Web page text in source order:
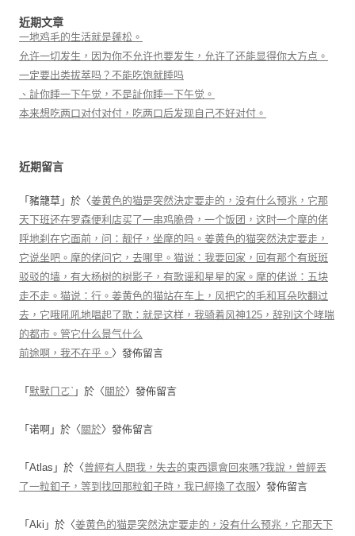
近期文章
一地鸡毛的生活就是蓬松。
允许一切发生，因为你不允许也要发生，允许了还能显得你大方点。
一定要出类拔萃吗？不能吃饱就睡吗
、訨你睡一下午觉，不是訨你睡一下午觉。
本来想吃两口对付对付，吃两口后发现自己不好对付。
近期留言
「 豬籠草 」於〈姜黄色的猫是突然決定要走的，没有什么预兆，它那
天下班还在罗森便利店买了一串鸡脆骨，一个饭团，这时一个摩的佬
呼地刹在它面前，问：靓仔，坐摩的吗。姜黄色的猫突然決定要走，
它说坐吧。摩的佬问它，去哪里。猫说：我要回家，回有那个有斑斑
驳驳的墙，有大杨树的树影子，有歌谣和星星的家。摩的佬说：五块
走不走。猫说：行。姜黄色的猫站在车上，风把它的毛和耳朵吹翻过
去，它哦吼吼地唱起了歌：就是这样，我骑着风神125，辞别这个哮喘
的都市。管它什么景气什么
前途啊，我不在乎。 〉發佈留言
「 默默ㄇㄛˋ 」於〈 關於〉發佈留言
「 诺啊 」於〈 關於〉發佈留言
「 Atlas 」於〈曾經有人問我，失去的東西還會回來嗎?我說，曾經丟
了一粒釦子，等到找回那粒釦子時，我已經換了衣服〉發佈留言
「 Aki 」於〈姜黄色的猫是突然決定要走的，没有什么预兆，它那天下